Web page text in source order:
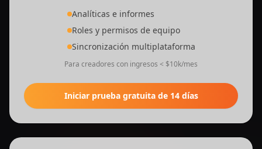
Analíticas e informes
Roles y permisos de equipo
Sincronización multiplataforma
Para creadores con ingresos < $10k/mes
Iniciar prueba gratuita de 14 días